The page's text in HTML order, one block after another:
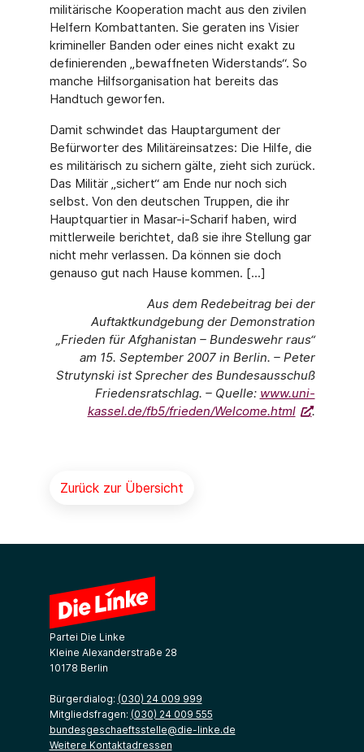
militärische Kooperation macht aus den zivilen
Helfern Kombattanten. Sie geraten ins Visier
krimineller Banden oder eines nicht exakt zu
definierenden „bewaffneten Widerstands“. So
manche Hilfsorganisation hat bereits das
Handtuch geworfen.
Damit schwindet das Hauptargument der
Befürworter des Militäreinsatzes: Die Hilfe, die
es militärisch zu sichern gälte, zieht sich zurück.
Das Militär „sichert“ am Ende nur noch sich
selbst. Von den deutschen Truppen, die ihr
Hauptquartier in Masar-i-Scharif haben, wird
mittlerweile berichtet, daß sie ihre Stellung gar
nicht mehr verlassen. Da können sie doch
genauso gut nach Hause kommen. [...]
Aus dem Redebeitrag bei der
Auftaktkundgebung der Demonstration
„Frieden für Afghanistan – Bundeswehr raus“
am 15. September 2007 in Berlin. – Peter
Strutynski ist Sprecher des Bundesausschuß
Friedensratschlag. – Quelle: www.uni-
kassel.de/fb5/frieden/Welcome.html
.
Zurück zur Übersicht
Partei Die Linke
Kleine Alexanderstraße 28
10178 Berlin
Bürgerdialog: (030) 24 009 999
Mitgliedsfragen: (030) 24 009 555
bundesgeschaeftsstelle@die-linke.de
Weitere Kontaktadressen